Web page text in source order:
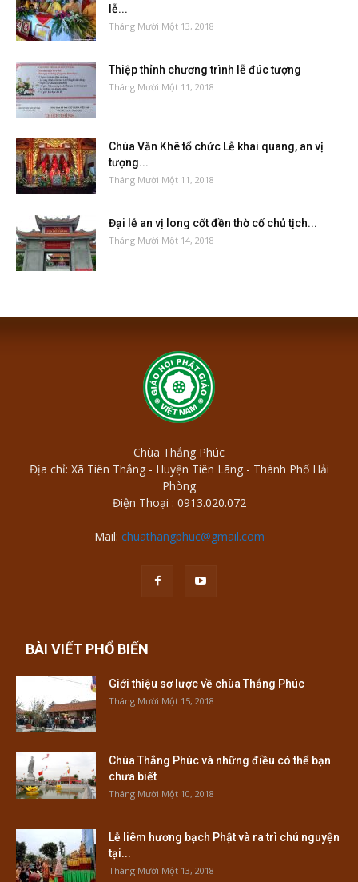
lễ...
Tháng Mười Một 13, 2018
Thiệp thỉnh chương trình lễ đúc tượng
Tháng Mười Một 11, 2018
Chùa Văn Khê tổ chức Lễ khai quang, an vị
tượng...
Tháng Mười Một 11, 2018
Đại lễ an vị long cốt đền thờ cố chủ tịch...
Tháng Mười Một 14, 2018
Chùa Thắng Phúc
Địa chỉ: Xã Tiên Thắng - Huyện Tiên Lãng - Thành Phố Hải
Phòng
Điện Thoại : 0913.020.072
Mail: chuathangphuc@gmail.com
BÀI VIẾT PHỔ BIẾN
Giới thiệu sơ lược về chùa Thắng Phúc
Tháng Mười Một 15, 2018
Chùa Thắng Phúc và những điều có thể bạn
chưa biết
Tháng Mười Một 10, 2018
Lễ liêm hương bạch Phật và ra trì chú nguyện
tại...
Tháng Mười Một 13, 2018